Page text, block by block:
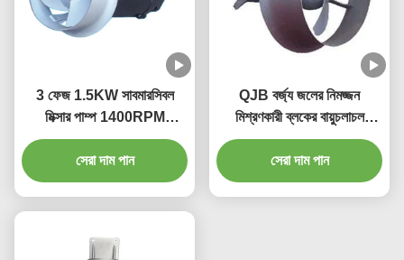
3 ফেজ 1.5KW সাবমারসিবল
মিক্সার পাম্প 1400RPM
260mm 250N ওয়াটার ট্রিটমেন্ট
মিক্সার
সেরা দাম পান
QJB বর্জ্য জলের নিমজ্জন
মিশ্রণকারী ব্লকের বায়ুচলাচল
ট্যাঙ্কের জন্য উচ্চ চাপ
সেরা দাম পান